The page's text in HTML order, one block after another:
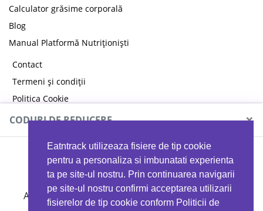
Eatntrack utilizeaza fisiere de tip cookie
pentru a personaliza si imbunatati experienta
ta pe site-ul nostru. Prin continuarea navigarii
pe site-ul nostru confirmi acceptarea utilizarii
fisierelor de tip cookie conform Politicii de
Calculator grăsime corporală
Blog
Manual Platformă Nutriționiști
Contact
Termeni și condiții
Politica Cookie
Politica de confidențialitate
CODURI DE REDUCERE ×
MYPROTEIN
Ai 40%reducere la orice comandă folosind codul